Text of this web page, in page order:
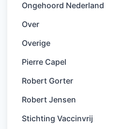
Ongehoord Nederland
Over
Overige
Pierre Capel
Robert Gorter
Robert Jensen
Stichting Vaccinvrij